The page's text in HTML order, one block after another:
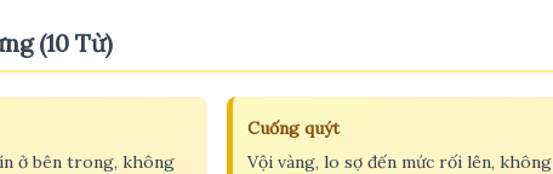
(10 Từ)
ở bên trong, không
Cuống quýt
Vội vàng, lo sợ đến mức rối lên, không